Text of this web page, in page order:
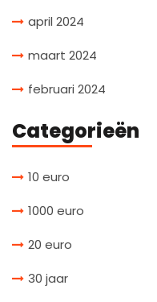
april 2024
maart 2024
februari 2024
Categorieën
10 euro
1000 euro
20 euro
30 jaar